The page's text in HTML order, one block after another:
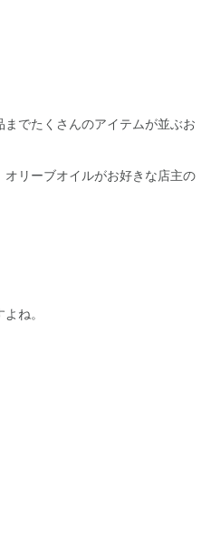
でたくさんのアイテムが並ぶお
リーブオイルがお好きな店主の
ね。